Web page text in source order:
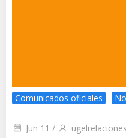
Comunicados oficiales
Jun 11 /